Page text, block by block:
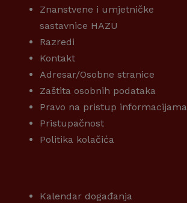
Znanstvene i umjetničke
sastavnice HAZU
Razredi
Kontakt
Adresar/Osobne stranice
Zaštita osobnih podataka
Pravo na pristup informacijama
Pristupačnost
Politika kolačića
Kalendar događanja